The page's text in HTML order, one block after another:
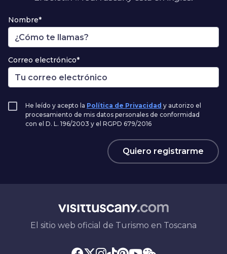
Nombre*
Correo electrónico*
He leído y acepto la Política de Privacidad y autorizo el
procesamiento de mis datos personales de conformidad
con el D. L. 196/2003 y el RGPD 679/2016
Quiero registrarme
El sitio web oficial de Turismo en Toscana